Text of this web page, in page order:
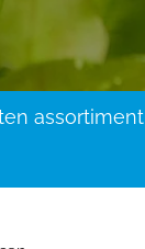
assortiment